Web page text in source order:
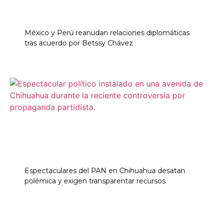
México y Perú reanudan relaciones diplomáticas
tras acuerdo por Betssy Chávez
Espectaculares del PAN en Chihuahua desatan
polémica y exigen transparentar recursos